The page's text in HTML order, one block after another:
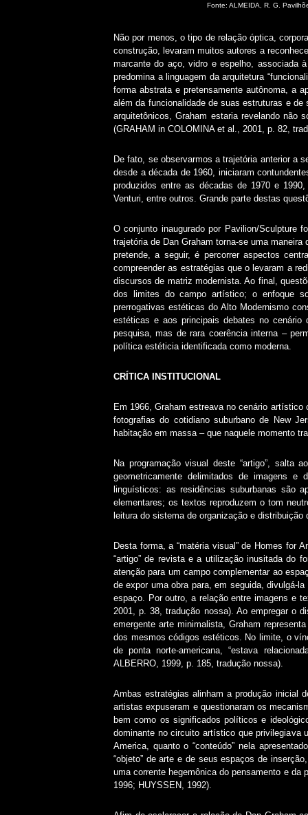
Fonte: ALMEIDA, R. G.
Não por menos, o tipo de relação óptica,
construção, levaram muitos autores a
marcante do aço, vidro e espelho, associada
predomina a linguagem da arquitetura
forma abstrata e pretensamente autônoma, a
além da funcionalidade de suas estruturas e
arquitetônicos, Graham estaria revelando não
(GRAHAM in COLOMINA et al., 2001, p. 82,
De fato, se observarmos a trajetória anterior a
desde a década de 1960, iniciaram
produzidos entre as décadas de 1970 e
Venturi, entre outros. Grande parte destas
O conjunto inaugurado por Pavilion/Sculpture
trajetória de Dan Graham torna-se uma
pretende, a seguir, é percorrer aspectos
compreender as estratégias que o levaram a
discursos de matriz modernista. Ao final,
dos limites do campo artístico; o enfoque
prerrogativas estéticas do Alto Modernismo
estéticas e aos principais debates no
pesquisa, mas de rara coerência interna –
política estéticia identificada como moderna.
CRÍTICA INSTITUCIONAL
Em 1966, Graham estreava no cenário artístico
fotografias do cotidiano suburbano de New
habitação em massa – que naquele momento
Na programação visual deste “artigo”, salta
geometricamente delimitados de imagens
linguísticos: as residências suburbanas são
elementares; os textos reproduzem o tom
leitura do sistema de organização e
Desta forma, a “matéria visual” de Homes for
“artigo” de revista e a utilização inusitada do
atenção para um campo complementar ao
de expor uma obra para, em seguida, divulgá-
espaço. Por outro, a relação entre imagens e
2001, p. 38, tradução nossa). Ao empregar o
emergente arte minimalista, Graham
dos mesmos códigos estéticos. No limite, o
de ponta norte-americana, “estava
ALBERRO, 1999, p. 185, tradução nossa).
Ambas estratégias alinham a produção inicial
artistas expuseram e questionaram os
bem como os significados políticos e
dominante no circuito artístico que privilegiava
America, quanto o “conteúdo” nela
“objeto” de arte e de seus espaços de
uma corrente hegemônica do pensamento e da
1996; HUYSSEN, 1992).